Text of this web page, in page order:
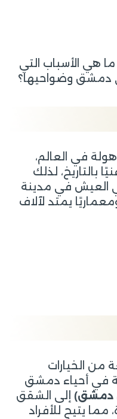
هي الأسباب التي
دمشق وضواحيها؟
في العالم،
بالتاريخ، لذلك
العيش في مدينة
يمتد لآلاف
الخيارات
في أحياء دمشق
دمشق) إلى الشقق
مما يتيح للأفراد